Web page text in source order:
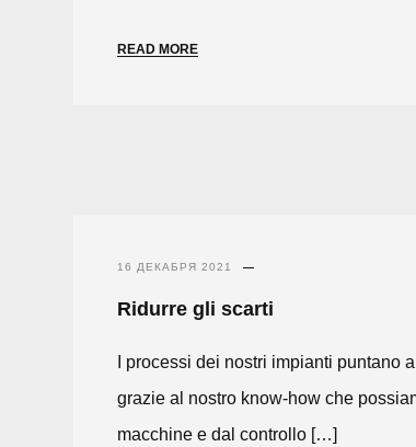
READ MORE
16 ДЕКАБРЯ 2021
Ridurre gli scarti
I processi dei nostri impianti puntano
grazie al nostro know-how che
macchine e dal controllo […]